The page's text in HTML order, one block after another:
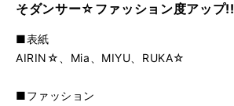
そダンサー☆ファッション度アップ!!
■表紙
AIRIN☆、Mia、MIYU、RUKA☆
■ファッション